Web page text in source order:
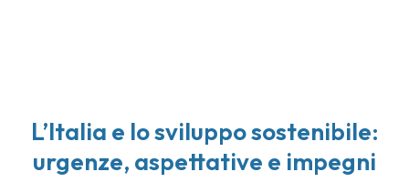
L’Italia e lo sviluppo sostenibile:
urgenze, aspettative e impegni